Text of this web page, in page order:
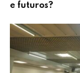
e futuros?